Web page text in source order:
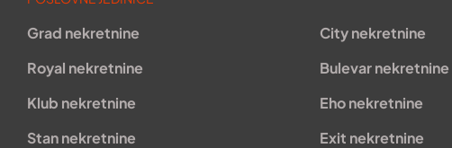
Grad nekretnine City nekretnine
Royal nekretnine
Bulevar nekretnine
Klub nekretnine
Eho nekretnine
Stan nekretnine
Exit nekretnine